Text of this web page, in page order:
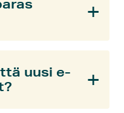
uusi e-